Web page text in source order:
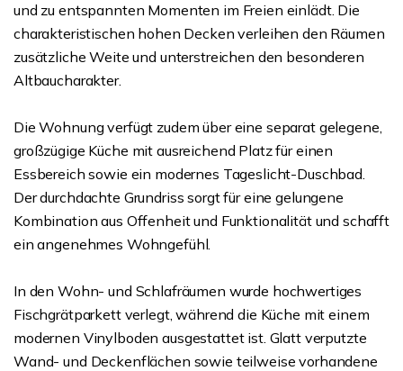
und zu entspannten Momenten im Freien einlädt. Die
charakteristischen hohen Decken verleihen den Räumen
zusätzliche Weite und unterstreichen den besonderen
Altbaucharakter.
Die Wohnung verfügt zudem über eine separat gelegene,
großzügige Küche mit ausreichend Platz für einen
Essbereich sowie ein modernes Tageslicht-Duschbad.
Der durchdachte Grundriss sorgt für eine gelungene
Kombination aus Offenheit und Funktionalität und schafft
ein angenehmes Wohngefühl.
In den Wohn- und Schlafräumen wurde hochwertiges
Fischgrätparkett verlegt, während die Küche mit einem
modernen Vinylboden ausgestattet ist. Glatt verputzte
Wand- und Deckenflächen sowie teilweise vorhandene